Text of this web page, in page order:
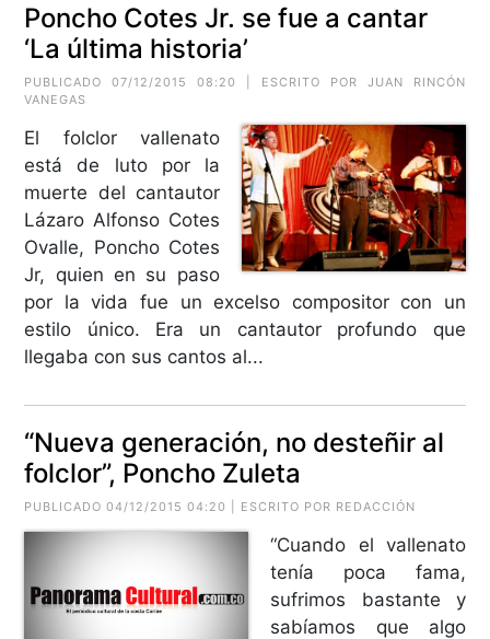
Poncho Cotes Jr. se fue a cantar
‘La última historia’
PUBLICADO 07/12/2015 08:20 | ESCRITO POR JUAN RINCÓN
VANEGAS
El folclor vallenato
está de luto por la
muerte del cantautor
Lázaro Alfonso Cotes
Ovalle, Poncho Cotes
Jr, quien en su paso
por la vida fue un excelso compositor con un
estilo único. Era un cantautor profundo que
llegaba con sus cantos al...
“Nueva generación, no desteñir al
folclor”, Poncho Zuleta
PUBLICADO 04/12/2015 04:20 | ESCRITO POR REDACCIÓN
“Cuando el vallenato
tenía poca fama,
sufrimos bastante y
sabíamos que algo